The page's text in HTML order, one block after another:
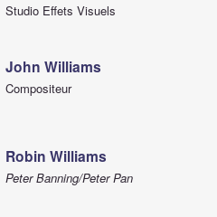
Studio Effets Visuels
John Williams
Compositeur
Robin Williams
Peter Banning/Peter Pan